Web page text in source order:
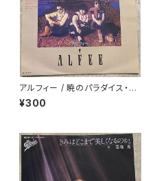
アルフィー / 暁のパラダイス・ロ
ード
¥300